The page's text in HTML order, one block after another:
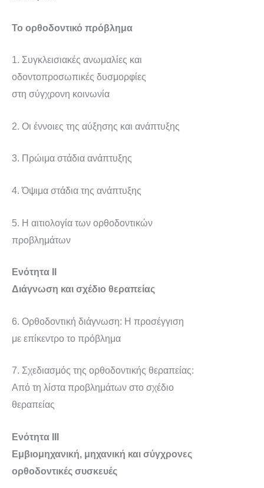
Το ορθοδοντικό πρόβλημα
1. Συγκλεισιακές ανωμαλίες και
οδοντοπροσωπικές δυσμορφίες
στη σύγχρονη κοινωνία
2. Οι έννοιες της αύξησης και ανάπτυξης
3. Πρώιμα στάδια ανάπτυξης
4. Όψιμα στάδια της ανάπτυξης
5. Η αιτιολογία των ορθοδοντικών
προβλημάτων
Ενότητα ΙΙ
Διάγνωση και σχέδιο θεραπείας
6. Oρθοδοντική διάγνωση: H προσέγγιση
με επίκεντρο το πρόβλημα
7. Σχεδιασμός της ορθοδοντικής θεραπείας:
Από τη λίστα προβλημάτων στο σχέδιο
θεραπείας
Ενότητα ΙΙΙ
Εμβιομηχανική, μηχανική και σύγχρονες
ορθοδοντικές συσκευές